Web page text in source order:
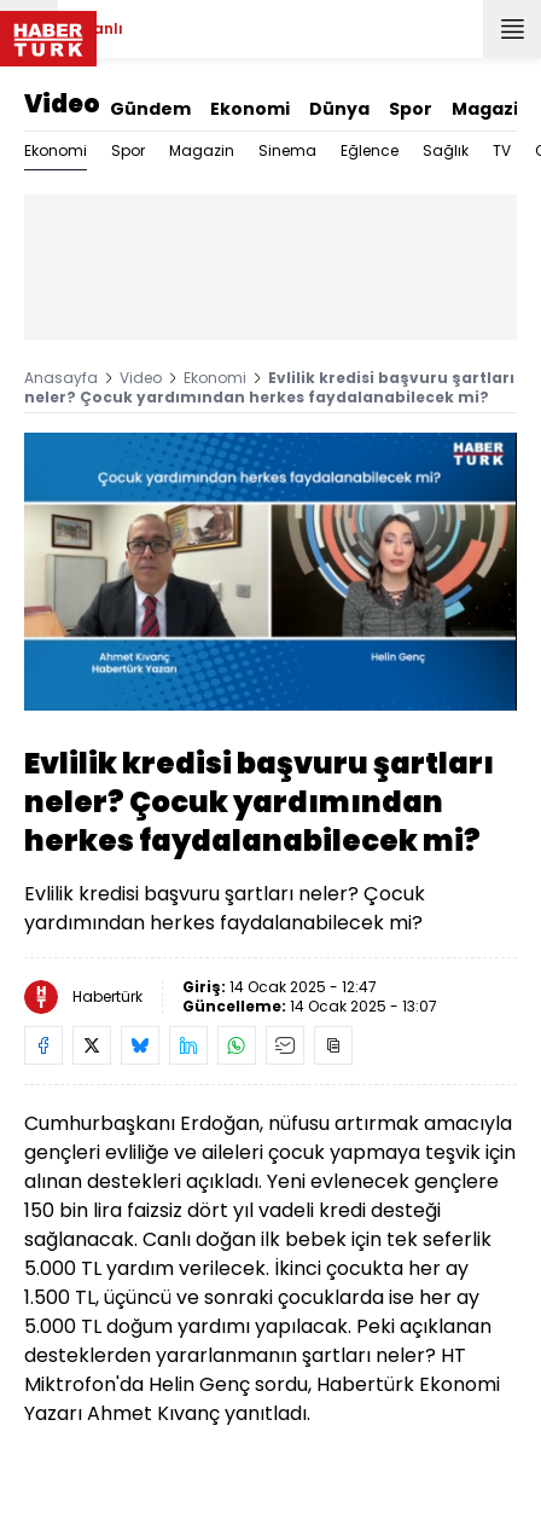
Canlı
Video Gündem Ekonomi Dünya Spor Magazin
Ekonomi Spor Magazin Sinema Eğlence Sağlık TV
Anasayfa Video Ekonomi
Evlilik kredisi başvuru şartları
neler? Çocuk yardımından herkes faydalanabilecek mi?
Aç
Yüklendi:
4.93%
Hızı
Evlilik kredisi başvuru şartları
neler? Çocuk yardımından
herkes faydalanabilecek mi?
Evlilik kredisi başvuru şartları neler? Çocuk
yardımından herkes faydalanabilecek mi?
Habertürk Giriş: 14 Ocak 2025 - 12:47
Güncelleme: 14 Ocak 2025 - 13:07
Cumhurbaşkanı Erdoğan, nüfusu artırmak amacıyla
gençleri evliliğe ve aileleri çocuk yapmaya teşvik için
alınan destekleri açıkladı. Yeni evlenecek gençlere
150 bin lira faizsiz dört yıl vadeli kredi desteği
sağlanacak. Canlı doğan ilk bebek için tek seferlik
5.000 TL yardım verilecek. İkinci çocukta her ay
1.500 TL, üçüncü ve sonraki çocuklarda ise her ay
5.000 TL doğum yardımı yapılacak. Peki açıklanan
desteklerden yararlanmanın şartları neler? HT
Miktrofon'da Helin Genç sordu, Habertürk Ekonomi
Yazarı Ahmet Kıvanç yanıtladı.